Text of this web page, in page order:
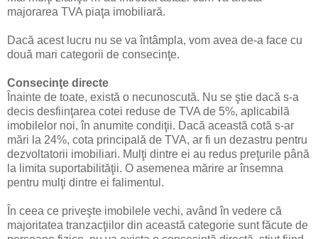
majorarea TVA piaţa imobiliară.
Dacă acest lucru nu se va întâmpla, vom avea de-a face cu
două mari categorii de consecinţe.
Consecinţe directe
Înainte de toate, există o necunoscută. Nu se ştie dacă s-a
decis desfiinţarea cotei reduse de TVA de 5%, aplicabilă
imobilelor noi, în anumite condiţii. Dacă această cotă s-ar
mări la 24%, cota principală de TVA, ar fi un dezastru pentru
dezvoltatorii imobiliari. Mulţi dintre ei au redus preţurile până
la limita suportabilităţii. O asemenea mărire ar însemna
pentru mulţi dintre ei falimentul.
În ceea ce priveşte imobilele vechi, având în vedere că
majoritatea tranzacţiilor din această categorie sunt făcute de